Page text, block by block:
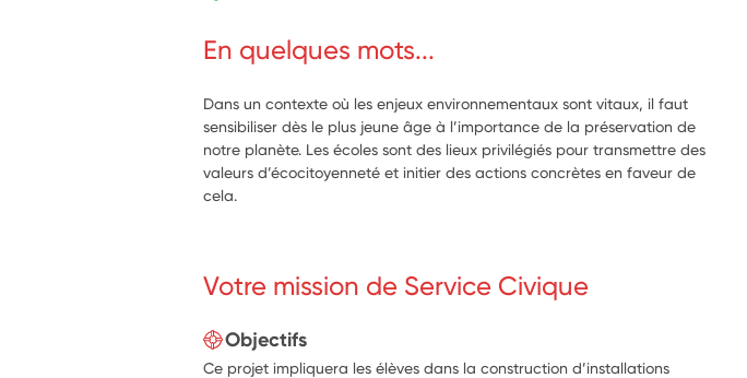
En quelques mots...
Dans un contexte où les enjeux environnementaux sont vitaux, il faut
sensibiliser dès le plus jeune âge à l’importance de la préservation de
notre planète. Les écoles sont des lieux privilégiés pour transmettre des
valeurs d’écocitoyenneté et initier des actions concrètes en faveur de
cela.
Votre mission de Service Civique
Objectifs
Ce projet impliquera les élèves dans la construction d’installations